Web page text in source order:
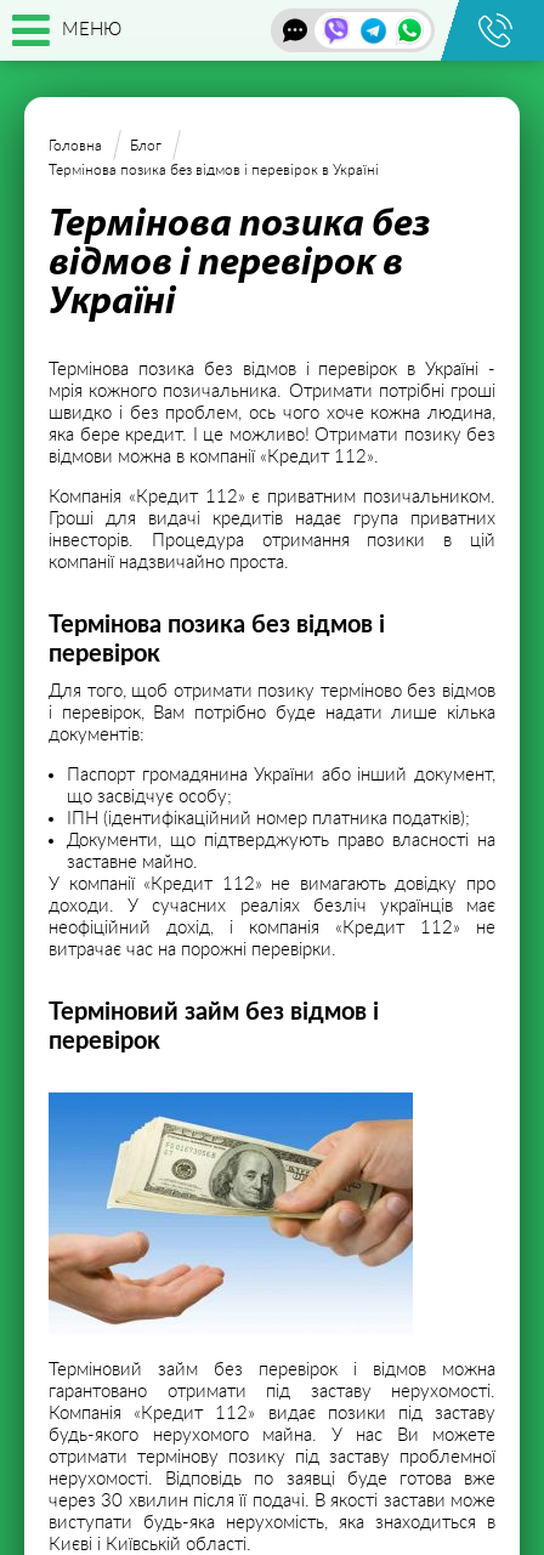
МЕНЮ
Головна
Блог
Термінова позика без відмов і перевірок в Україні
Термінова позика без
відмов і перевірок в
Україні
Термінова позика без відмов і перевірок в Україні -
мрія кожного позичальника. Отримати потрібні гроші
швидко і без проблем, ось чого хоче кожна людина,
яка бере кредит. І це можливо! Отримати позику без
відмови можна в компанії «Кредит 112».
Компанія «Кредит 112» є приватним позичальником.
Гроші для видачі кредитів надає група приватних
інвесторів. Процедура отримання позики в цій
компанії надзвичайно проста.
Термінова позика без відмов і
перевірок
Для того, щоб отримати позику терміново без відмов
і перевірок, Вам потрібно буде надати лише кілька
документів:
Паспорт громадянина України або інший документ,
що засвідчує особу;
ІПН (ідентифікаційний номер платника податків);
Документи, що підтверджують право власності на
заставне майно.
У компанії «Кредит 112» не вимагають довідку про
доходи. У сучасних реаліях безліч українців має
неофіційний дохід, і компанія «Кредит 112» не
витрачає час на порожні перевірки.
Терміновий займ без відмов і
перевірок
Терміновий займ без перевірок і відмов можна
гарантовано отримати під заставу нерухомості.
Компанія «Кредит 112» видає позики під заставу
будь-якого нерухомого майна. У нас Ви можете
отримати термінову позику під заставу проблемної
нерухомості. Відповідь по заявці буде готова вже
через 30 хвилин після її подачі. В якості застави може
виступати будь-яка нерухомість, яка знаходиться в
Києві і Київській області.